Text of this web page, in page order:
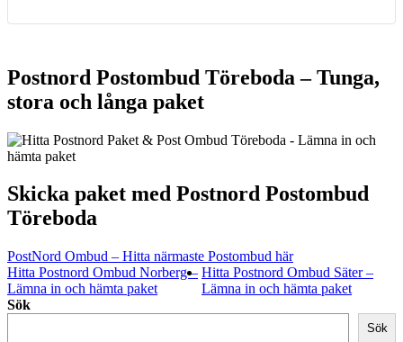
Postnord Postombud Töreboda – Tunga,
stora och långa paket
Skicka paket med Postnord Postombud
Töreboda
PostNord Ombud – Hitta närmaste Postombud här
Hitta Postnord Ombud Norberg –
Lämna in och hämta paket
Hitta Postnord Ombud Säter –
Lämna in och hämta paket
Sök
Sök